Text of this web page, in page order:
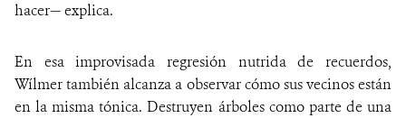
hacer— explica.
En esa improvisada regresión nutrida de recuerdos,
Wílmer también alcanza a observar cómo sus vecinos están
en la misma tónica. Destruyen árboles como parte de una